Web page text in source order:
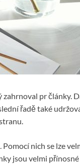
pr články.
řadě také
nich se lze
jsou velmi